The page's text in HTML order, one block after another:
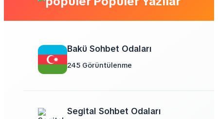
Bakü Sohbet Odaları
245 Görüntülenme
Segital Sohbet Odaları